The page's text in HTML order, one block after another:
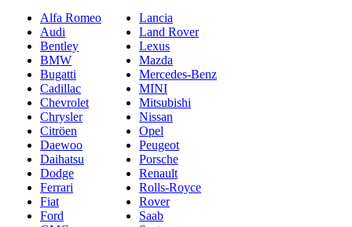
Alfa Romeo
Audi
Bentley
BMW
Bugatti
Cadillac
Chevrolet
Chrysler
Citröen
Daewoo
Daihatsu
Dodge
Ferrari
Fiat
Ford
Lancia
Land Rover
Lexus
Mazda
Mercedes-Benz
MINI
Mitsubishi
Nissan
Opel
Peugeot
Porsche
Renault
Rolls-Royce
Rover
Saab